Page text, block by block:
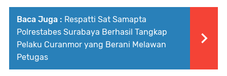
Baca Juga : Respatti Sat Samapta
Polrestabes Surabaya Berhasil Tangkap
Pelaku Curanmor yang Berani Melawan
Petugas